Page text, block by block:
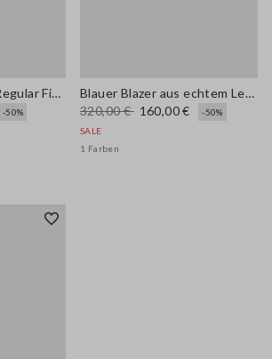
Grüner Blazer mit Regular Fit aus Leinenmischung
-50%
Blauer Blazer aus echtem Leder mit regulärer Passform
320,00 € 160,00 €
-50%
SALE
1 Farben